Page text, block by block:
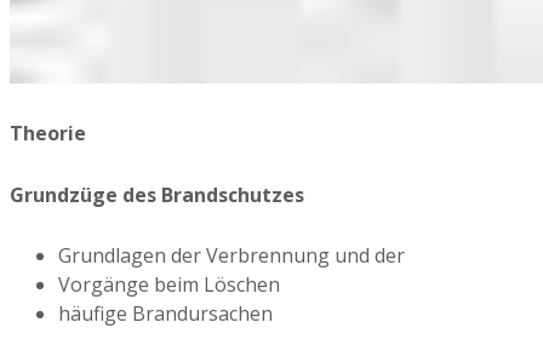
Theorie
Grundzüge des Brandschutzes
Grundlagen der Verbrennung und der
Vorgänge beim Löschen
häufige Brandursachen